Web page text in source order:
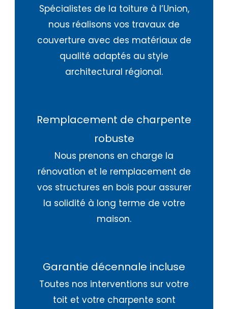
Spécialistes de la toiture à l’Union,
nous réalisons vos travaux de
couverture avec des matériaux de
qualité adaptés au style
architectural régional.
Remplacement de charpente
robuste
Nous prenons en charge la
rénovation et le remplacement de
vos structures en bois pour assurer
la solidité à long terme de votre
maison.
Garantie décennale incluse
Toutes nos interventions sur votre
toit et votre charpente sont